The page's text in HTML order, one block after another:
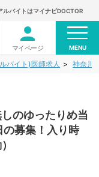
ルバイトはマイナビDOCTOR
マイページ MENU
バイト)医師求人 神奈川
のゆったりめ当
募集！入り時